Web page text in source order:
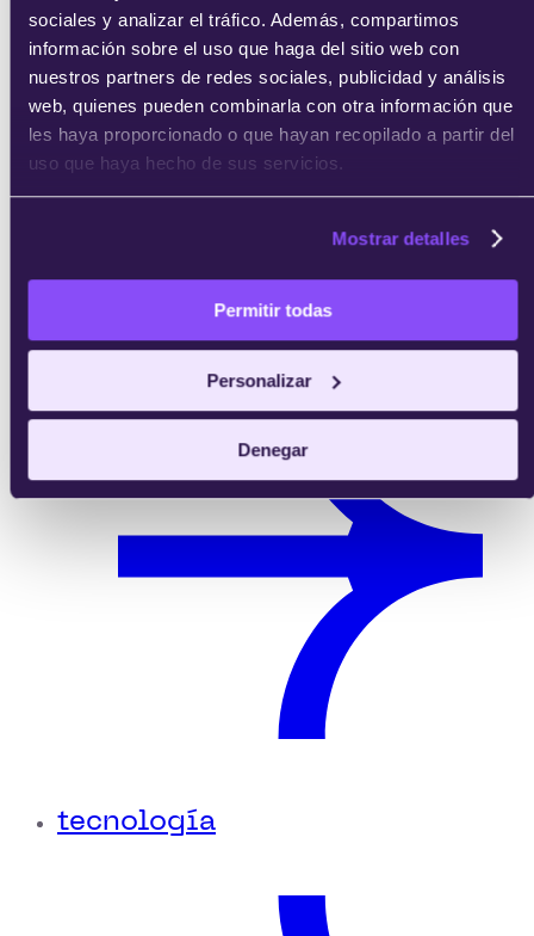
sociales y analizar el tráfico. Además, compartimos
información sobre el uso que haga del sitio web con
nuestros partners de redes sociales, publicidad y análisis
web, quienes pueden combinarla con otra información que
les haya proporcionado o que hayan recopilado a partir del
uso que haya hecho de sus servicios.
Mostrar detalles
Permitir todas
Personalizar
Denegar
Bigdata & IA
tecnología